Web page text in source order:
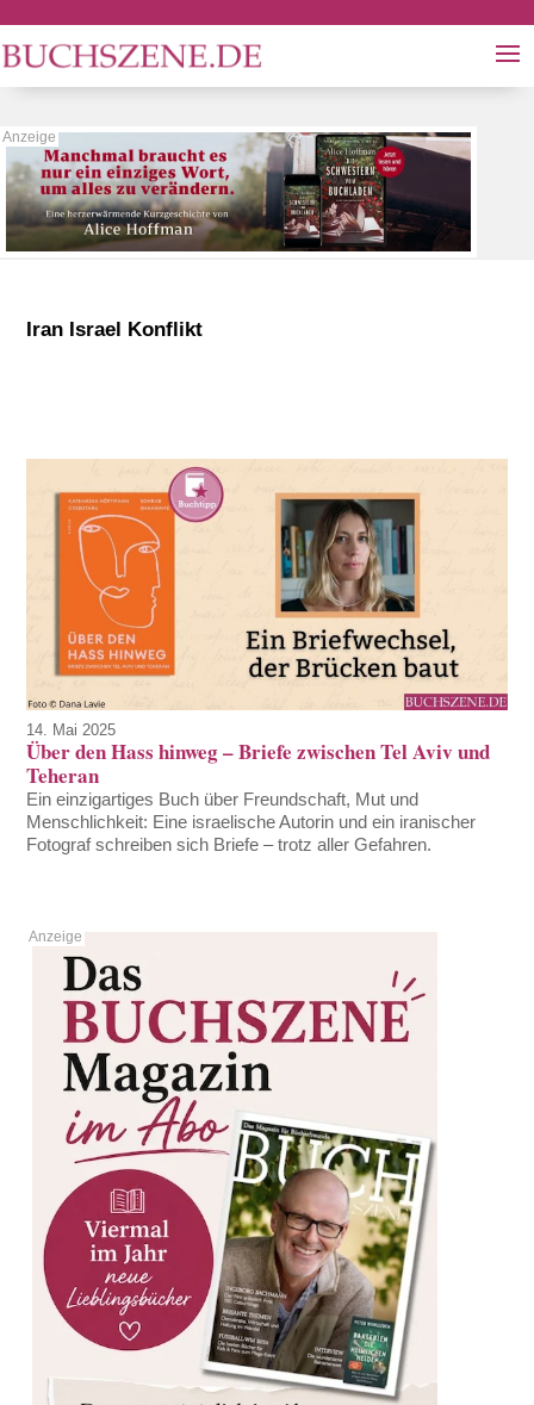
Iran Israel Konflikt
14. Mai 2025
Über den Hass hinweg – Briefe zwischen Tel Aviv und
Teheran
Ein einzigartiges Buch über Freundschaft, Mut und
Menschlichkeit: Eine israelische Autorin und ein iranischer
Fotograf schreiben sich Briefe – trotz aller Gefahren.